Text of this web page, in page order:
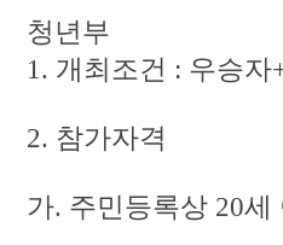
청년부
1. 개최조건 : 우승
2. 참가자격
가. 주민등록상 20